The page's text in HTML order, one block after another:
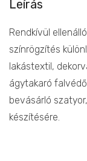
Leírás
Rendkívül
színrögzítés
lakástextil,
ágytakaró
bevásárló
készítésére.